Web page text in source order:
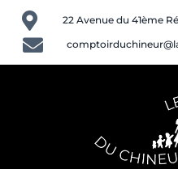
Aller
au
22 Avenue du 41ème